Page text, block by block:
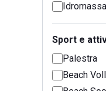
Sport e
Palestra
Beach